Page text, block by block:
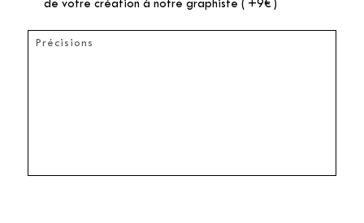
de votre création à notre graphiste ( +9€ )